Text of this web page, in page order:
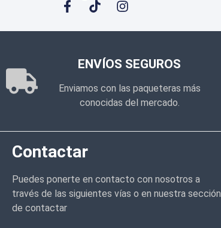
ENVÍOS SEGUROS
Enviamos con las paqueteras más
conocidas del mercado.
Contactar
Puedes ponerte en contacto con nosotros a
través de las siguientes vías o en nuestra sección
de contactar